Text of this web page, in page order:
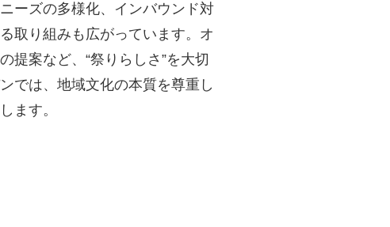
ーズの多様化、インバウンド対
取り組みも広がっています。オ
提案など、“祭りらしさ”を大切
では、地域文化の本質を尊重し
ます。